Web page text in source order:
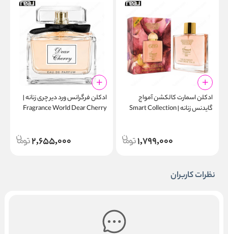
ادکلن اسمارت کالکشن آمواج
گایدنس زنانه | Smart Collection
1,799,000
ادکلن فرگرانس ورد دیر چری زنانه |
Fragrance World Dear Cherry
2,655,000
نظرات کاربران